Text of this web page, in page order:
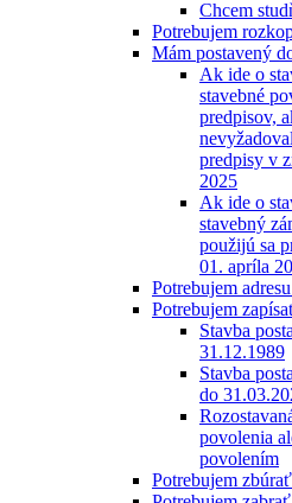
Chcem
Potrebujem
Mám postavený
Ak ide o
stavebné
predpisov,
predpisy v
2025
Ak ide o
stavebný
použijú sa
01. apríla
Potrebujem
Potrebujem
Stavba
31.12.1989
Stavba
do
povolenia
povolením
Potrebujem